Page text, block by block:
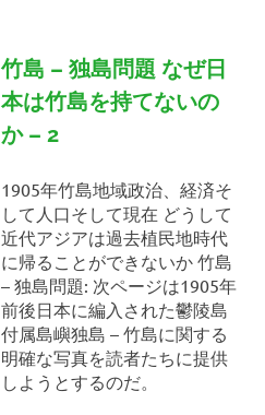
竹島 – 独島問題 なぜ日
本は竹島を持てないの
か – 2
1905年竹島地域政治、経済そ
して人口そして現在 どうして
近代アジアは過去植民地時代
に帰ることができないか 竹島
– 独島問題: 次ページは1905年
前後日本に編入された鬱陵島
付属島嶼独島 – 竹島に関する
明確な写真を読者たちに提供
しようとするのだ。